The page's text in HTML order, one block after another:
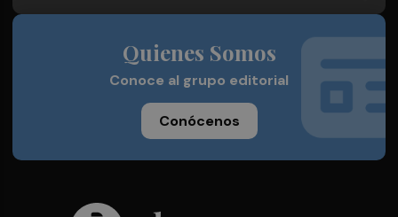
Quienes Somos
Conoce al grupo editorial
Conócenos